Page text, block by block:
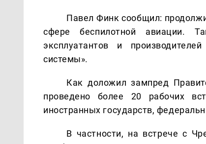
Павел Финк сообщил:
сфере беспилотной авиации.
эксплуатантов и
системы».
Как доложил зампред
проведено более 20 рабочих
иностранных государств,
В частности, на встрече с